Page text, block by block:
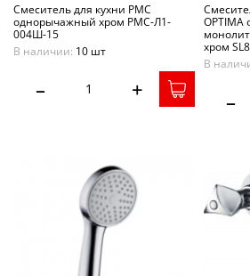
Смеситель для кухни РМС
однорычажный хром РМС-Л1-
004Ш-15
В наличии: 10 шт
– +
хром
В
–